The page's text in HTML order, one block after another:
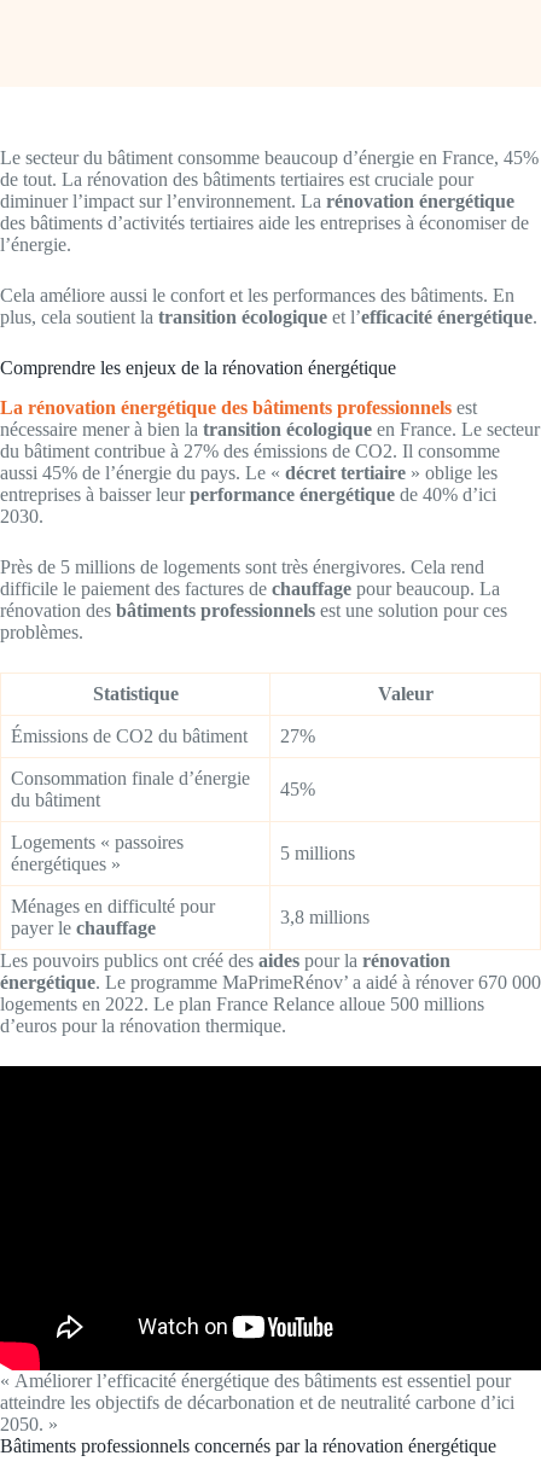
Le secteur du bâtiment consomme beaucoup d’énergie en France, 45%
de tout. La rénovation des bâtiments tertiaires est cruciale pour
diminuer l’impact sur l’environnement. La rénovation énergétique
des bâtiments d’activités tertiaires aide les entreprises à économiser de
l’énergie.
Cela améliore aussi le confort et les performances des bâtiments. En
plus, cela soutient la transition écologique et l’efficacité énergétique.
Comprendre les enjeux de la rénovation énergétique
La rénovation énergétique des bâtiments professionnels est
nécessaire mener à bien la transition écologique en France. Le secteur
du bâtiment contribue à 27% des émissions de CO2. Il consomme
aussi 45% de l’énergie du pays. Le « décret tertiaire » oblige les
entreprises à baisser leurperformance énergétique de 40% d’ici
2030.
Près de 5 millions de logements sont très énergivores. Cela rend
difficile le paiement des factures de chauffage pour beaucoup. La
rénovation des bâtiments professionnels est une solution pour ces
problèmes.
Statistique Valeur
Émissions de CO2 du bâtiment 27%
Consommation finale d’énergie
du bâtiment
45%
Logements « passoires
énergétiques »
5 millions
Ménages en difficulté pour
payer le chauffage
3,8 millions
Les pouvoirs publics ont créé des aides pour la rénovation
énergétique. Le programme MaPrimeRénov’ a aidé à rénover 670 000
logements en 2022. Le plan France Relance alloue 500 millions
d’euros pour la rénovation thermique.
« Améliorer l’efficacité énergétique des bâtiments est essentiel pour
atteindre les objectifs de décarbonation et de neutralité carbone d’ici
2050. »
Bâtiments professionnels concernés par la rénovation énergétique